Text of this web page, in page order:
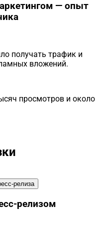
— опыт
получать трафик и
вложений.
просмотров и около
релиза
релизом